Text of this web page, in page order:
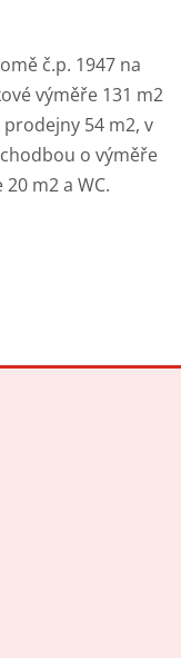
č.p. 1947 na
výměře 131 m2
54 m2, v
o výměře
m2 a WC.